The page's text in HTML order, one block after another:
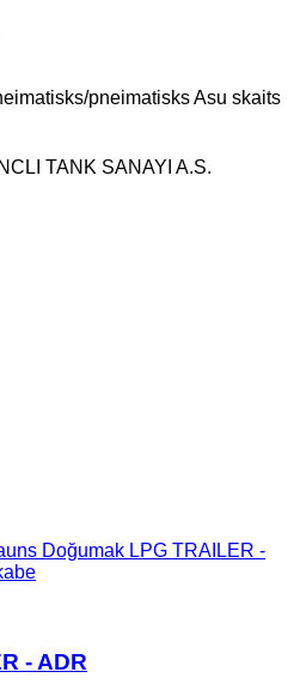
pneimatisksAsu skaits
TANK SANAYI A.S.
Doğumak LPG TRAILER -
- ADR